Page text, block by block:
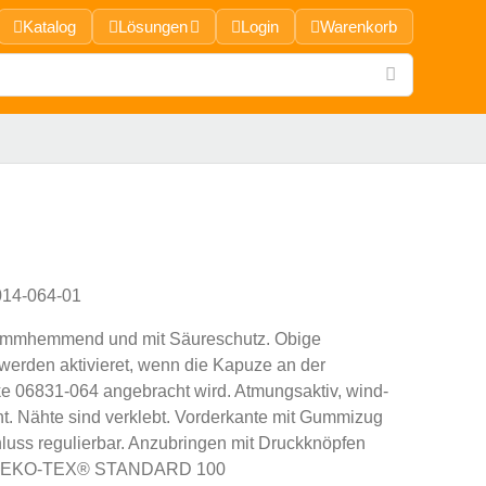
Katalog Lösungen Login Warenkorb
064-01
und mit Säureschutz. Obige
aktivieret, wenn die Kapuze an der
06831-064 angebracht wird. Atmungsaktiv, wind-
Nähte sind verklebt. Vorderkante mit Gummizug
regulierbar. Anzubringen mit Druckknöpfen
TEX® STANDARD 100